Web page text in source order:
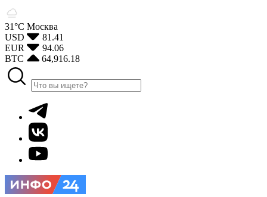
31°С Москва
USD
81.41
EUR
94.06
BTC
64,916.18